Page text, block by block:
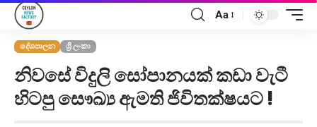
Aa
දේශපාලන ශ්‍රී ලංකා
නිවසේ විදුලි සෝපානයක් කඩා වැටී
හිටපු සෞඛ්‍ය ඇමති ජිවිතක්ෂයට !